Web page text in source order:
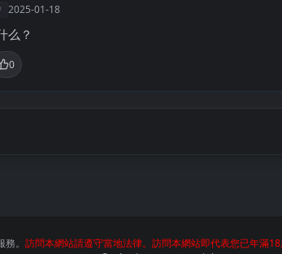
2025-01-18
么？
0
。 訪問本網站請遵守當地法律。訪問本網站即代表您已年滿